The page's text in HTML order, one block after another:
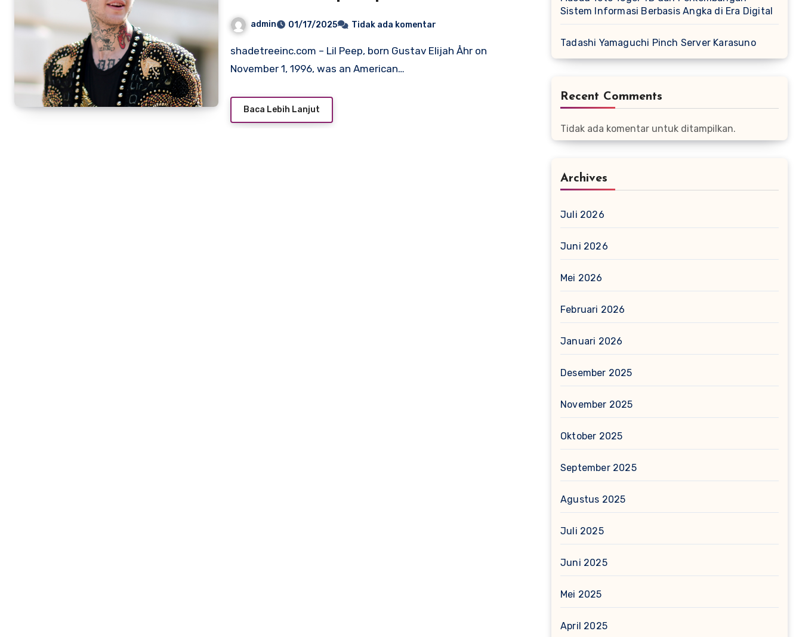
admin 01/17/2025 Tidak ada komentar
shadetreeinc.com – Lil Peep, born Gustav Elijah Åhr on
November 1, 1996, was an American…
Baca Lebih Lanjut
Sistem Informasi Berbasis Angka di Era Digital
Tadashi Yamaguchi Pinch Server Karasuno
Recent Comments
Tidak ada komentar untuk ditampilkan.
Archives
Juli 2026
Juni 2026
Mei 2026
Februari 2026
Januari 2026
Desember 2025
November 2025
Oktober 2025
September 2025
Agustus 2025
Juli 2025
Juni 2025
Mei 2025
April 2025